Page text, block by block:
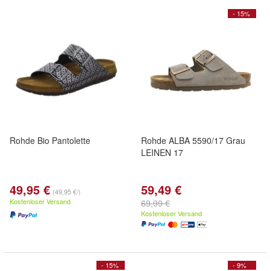
Rohde Bio Pantolette
49,95 € (49,95 €/)
Kostenloser Versand
- 15%
Rohde ALBA 5590/17 Grau
LEINEN 17
59,49 €
69,99 €
Kostenloser Versand
- 15% - 9%